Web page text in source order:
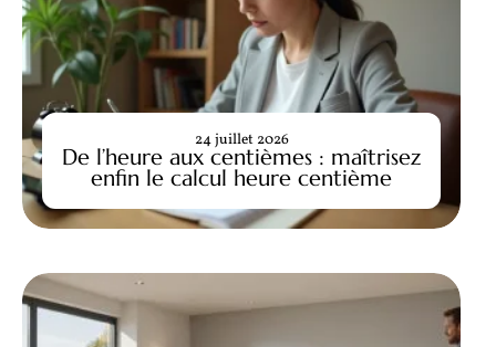
De l’heure aux centièmes : maîtrisez
enfin le calcul heure centième
24 juillet 2026